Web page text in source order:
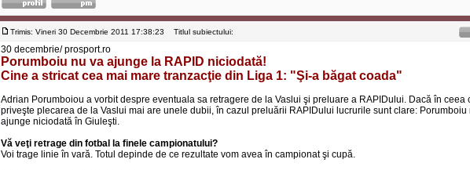
Trimis: Vineri 30 Decembrie 2011 17:38:23 Titlul subiectului:
30 decembrie/ prosport.ro
Porumboiu nu va ajunge la RAPID niciodată!
Cine a stricat cea mai mare tranzacţie din Liga 1: "Şi-a băgat coada"
Adrian Porumboiou a vorbit despre eventuala sa retragere de la Vaslui şi preluare a RAPIDului. Dacă în ceea
priveşte plecarea de la Vaslui mai are unele dubii, în cazul preluării RAPIDului lucrurile sunt clare: Porumboiu
ajunge niciodată în Giuleşti.
Vă veţi retrage din fotbal la finele campionatului?
Voi trage linie în vară. Totul depinde de ce rezultate vom avea în campionat şi cupă.